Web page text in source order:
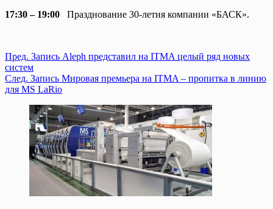
17:30 – 19:00 Празднование 30-летия компании «БАСК».
Пред. Запись Aleph представил на ITMA целый ряд новых
систем
След. Запись Мировая премьера на ITMA – пропитка в линию
для MS LaRio